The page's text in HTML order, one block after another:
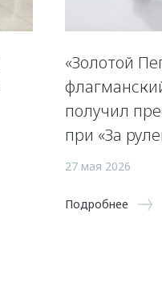
«Золотой
получил
при «За
27 мая 2026
Подробнее